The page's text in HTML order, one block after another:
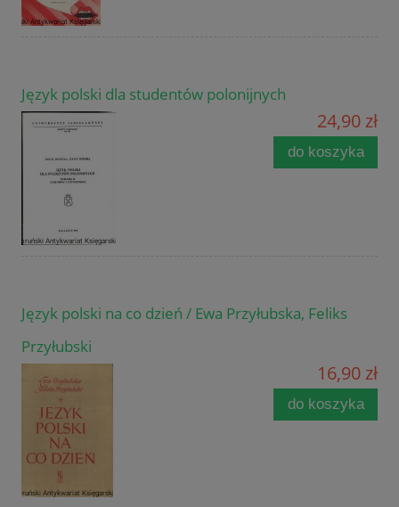
Język polski dla studentów polonijnych
24,90 zł
do koszyka
Język polski na co dzień / Ewa Przyłubska, Feliks
Przyłubski
16,90 zł
do koszyka